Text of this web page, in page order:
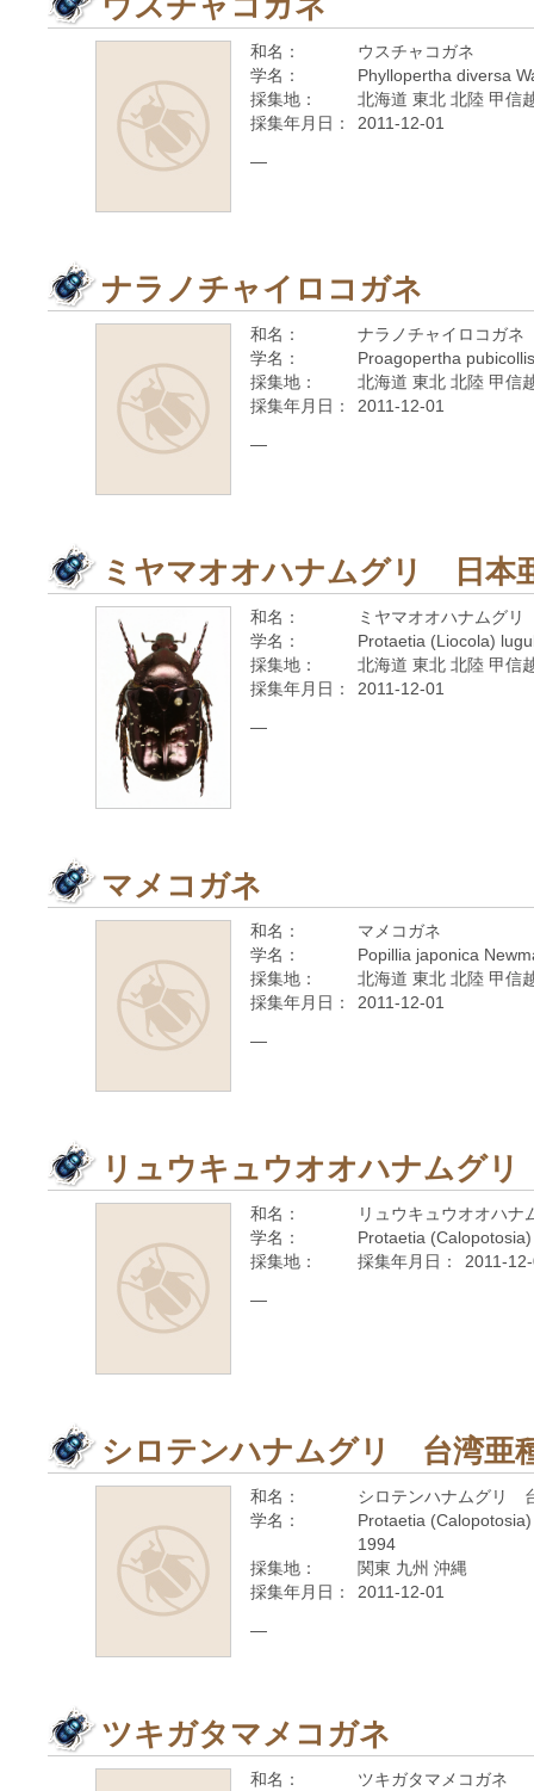
和名：
ウスチャコガネ
学名：
Phyllopertha diversa
採集地：
北海道 東北 北陸 甲信
採集年月日：
2011-12-01
—
ナラノチャイロコガネ
和名：
ナラノチャイロコガネ
学名：
Proagopertha
採集地：
北海道 東北 北陸 甲信
採集年月日：
2011-12-01
—
ミヤマオオハナムグリ 日本
和名：
ミヤマオオハナムグ
学名：
Protaetia (Liocola)
採集地：
北海道 東北 北陸 甲信
採集年月日：
2011-12-01
—
マメコガネ
和名：
マメコガネ
学名：
Popillia japonica
採集地：
北海道 東北 北陸 甲信
採集年月日：
2011-12-01
—
リュウキュウオオハナムグ
和名：
リュウキュウオオハ
学名：
Protaetia
採集地：
採集年月日： 2011-
—
シロテンハナムグリ 台湾亜
和名：
シロテンハナムグリ
学名：
Protaetia
1994
採集地：
関東 九州 沖縄
採集年月日：
2011-12-01
—
ツキガタマメコガネ
和名：
ツキガタマメコガネ